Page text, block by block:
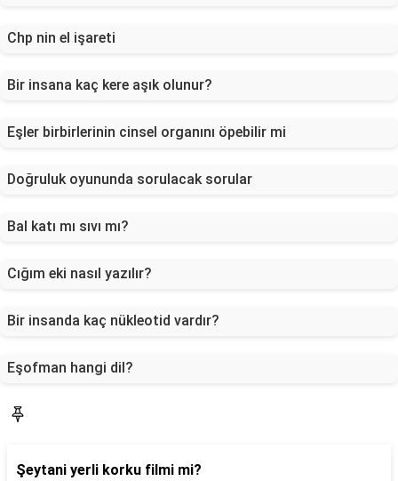
Chp nin el işareti
Bir insana kaç kere aşık olunur?
Eşler birbirlerinin cinsel organını öpebilir mi
Doğruluk oyununda sorulacak sorular
Bal katı mı sıvı mı?
Cığım eki nasıl yazılır?
Bir insanda kaç nükleotid vardır?
Eşofman hangi dil?
Şeytani yerli korku filmi mi?